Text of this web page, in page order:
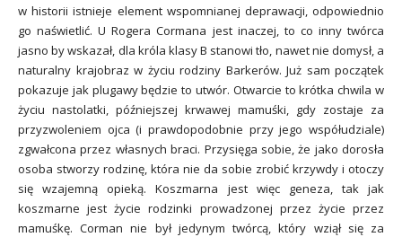
w historii istnieje element wspomnianej deprawacji, odpowiednio
go naświetlić. U Rogera Cormana jest inaczej, to co inny twórca
jasno by wskazał, dla króla klasy B stanowi tło, nawet nie domysł, a
naturalny krajobraz w życiu rodziny Barkerów. Już sam początek
pokazuje jak plugawy będzie to utwór. Otwarcie to krótka chwila w
życiu nastolatki, późniejszej krwawej mamuśki, gdy zostaje za
przyzwoleniem ojca (i prawdopodobnie przy jego współudziale)
zgwałcona przez własnych braci. Przysięga sobie, że jako dorosła
osoba stworzy rodzinę, która nie da sobie zrobić krzywdy i otoczy
się wzajemną opieką. Koszmarna jest więc geneza, tak jak
koszmarne jest życie rodzinki prowadzonej przez życie przez
mamuśkę. Corman nie był jedynym twórcą, który wziął się za